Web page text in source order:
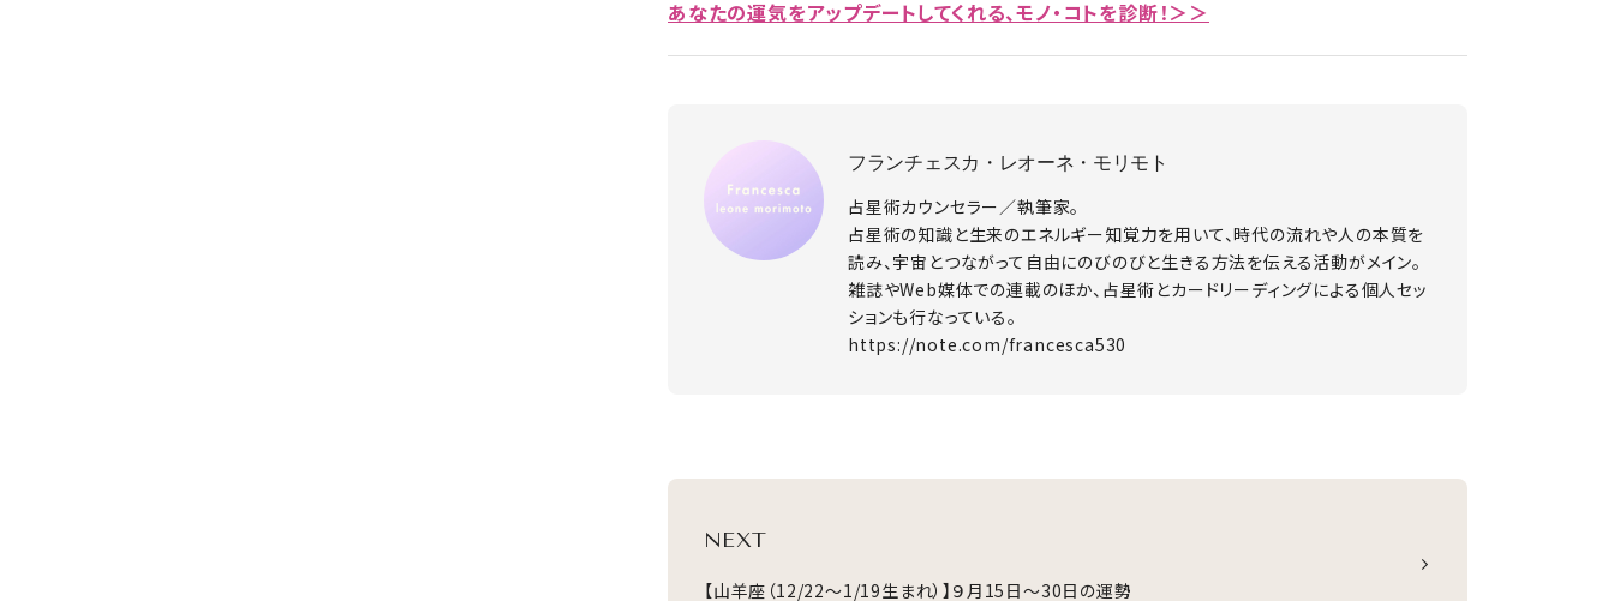
あなたの運気をアップデートしてくれる、モノ・コトを診断！＞＞
フランチェスカ・レオーネ・モリモト
占星術カウンセラー／執筆家。
占星術の知識と生来のエネルギー知覚力を用いて、時代の流れや人の本質を
読み、宇宙とつながって自由にのびのびと生きる方法を伝える活動がメイン。
雑誌やWeb媒体での連載のほか、占星術とカードリーディングによる個人セッ
ションも行なっている。
https://note.com/francesca530
NEXT
【山羊座（12/22～1/19生まれ）】９月15日～30日の運勢